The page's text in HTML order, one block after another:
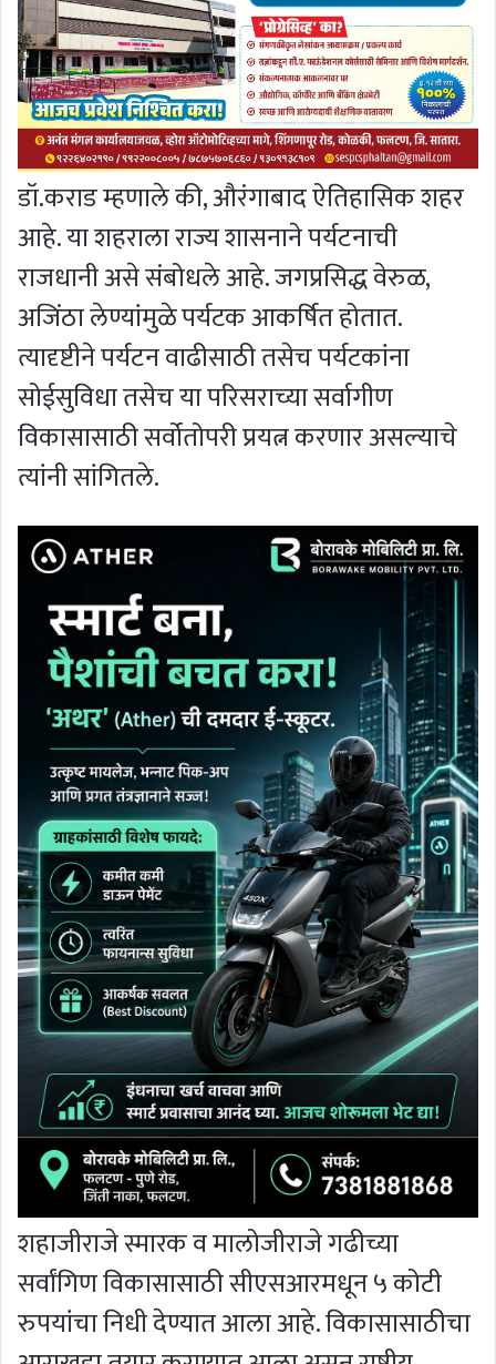
डॉ.कराड म्हणाले की, औरंगाबाद ऐतिहासिक शहर
आहे. या शहराला राज्य शासनाने पर्यटनाची
राजधानी असे संबोधले आहे. जगप्रसिद्ध वेरुळ,
अजिंठा लेण्यांमुळे पर्यटक आकर्षित होतात.
त्यादृष्टीने पर्यटन वाढीसाठी तसेच पर्यटकांना
सोईसुविधा तसेच या परिसराच्या सर्वागीण
विकासासाठी सर्वोतोपरी प्रयत्न करणार असल्याचे
त्यांनी सांगितले.
शहाजीराजे स्मारक व मालोजीराजे गढीच्या
सर्वांगिण विकासासाठी सीएसआरमधून ५ कोटी
रुपयांचा निधी देण्यात आला आहे. विकासासाठीचा